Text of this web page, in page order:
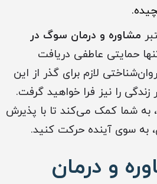
مشاوره و درمان سوگ در
حمایتی عاطفی دریافت
لازم برای گذر از این
زندگی را نیز فرا خواهید گرفت.
به شما کمک می‌کند تا با پذیرش
به سوی آینده حرکت کنید.
و درمان